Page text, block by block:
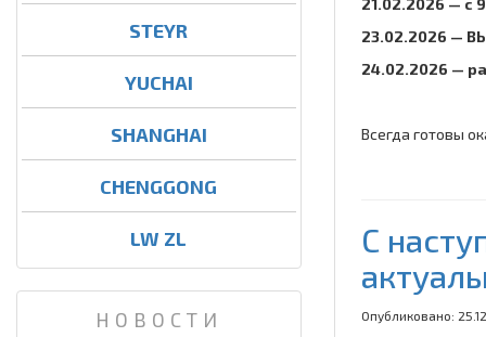
STEYR
YUCHAI
SHANGHAI
CHENGGONG
LW ZL
НОВОСТИ
21.02.2026 — с
23.02.2026 —
24.02.2026 —
Всегда готовы
C
Опубликовано: